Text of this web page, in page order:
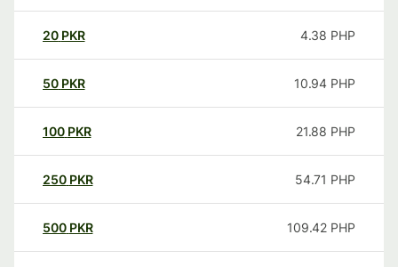
20 PKR 4.38 PHP
50 PKR 10.94 PHP
100 PKR 21.88 PHP
250 PKR 54.71 PHP
500 PKR 109.42 PHP